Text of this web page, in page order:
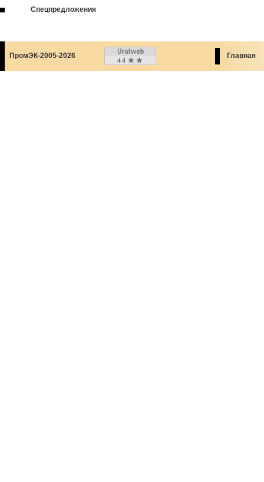
Спецпредложения
ПромЭК-2005-2026 Главная